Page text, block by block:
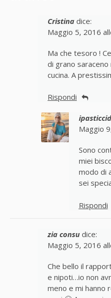
Cristina dice:
Maggio 5, 2016
Ma che tesoro !
di grano saraceno
cucina. A
Rispondi
Maggio
Sono
miei
modo di
sei
Rispondi
zia consu dice:
Maggio 5, 2016
Che bello il
e nipoti…io non
meno e mi hanno